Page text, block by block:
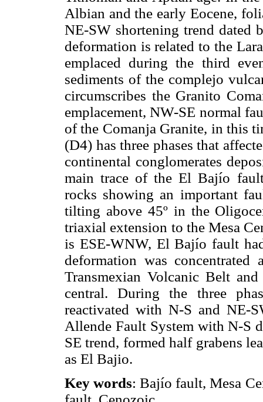
Albian and the early Eocene,
NE-SW shortening trend dated
deformation is related to the
emplaced during the third
sediments of the complejo
circumscribes the Granito
emplacement, NW-SE normal
of the Comanja Granite, in this
(D4) has three phases that
continental conglomerates
main trace of the El Bajío
rocks showing an important
tilting above 45º in the
triaxial extension to the Mesa
is ESE-WNW, El Bajío fault
deformation was
Transmexian Volcanic Belt
central. During the three
reactivated with N-S and NE-
Allende Fault System with N-S
SE trend, formed half grabens
as El Bajio.
Key words: Bajío fault, Mesa